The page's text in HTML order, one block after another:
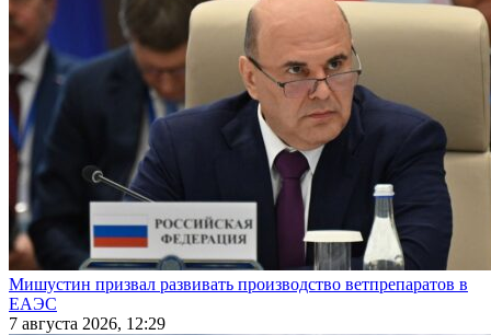
Мишустин призвал развивать производство ветпрепаратов в
ЕАЭС
7 августа 2026, 12:29